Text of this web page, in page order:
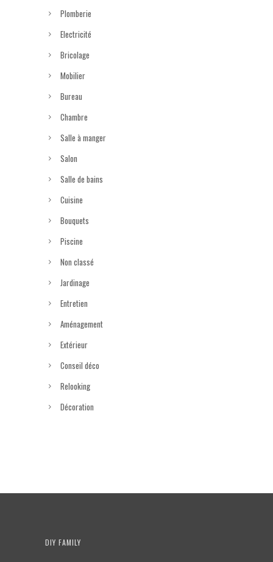
Plomberie
Electricité
Bricolage
Mobilier
Bureau
Chambre
Salle à manger
Salon
Salle de bains
Cuisine
Bouquets
Piscine
Non classé
Jardinage
Entretien
Aménagement
Extérieur
Conseil déco
Relooking
Décoration
DIY FAMILY